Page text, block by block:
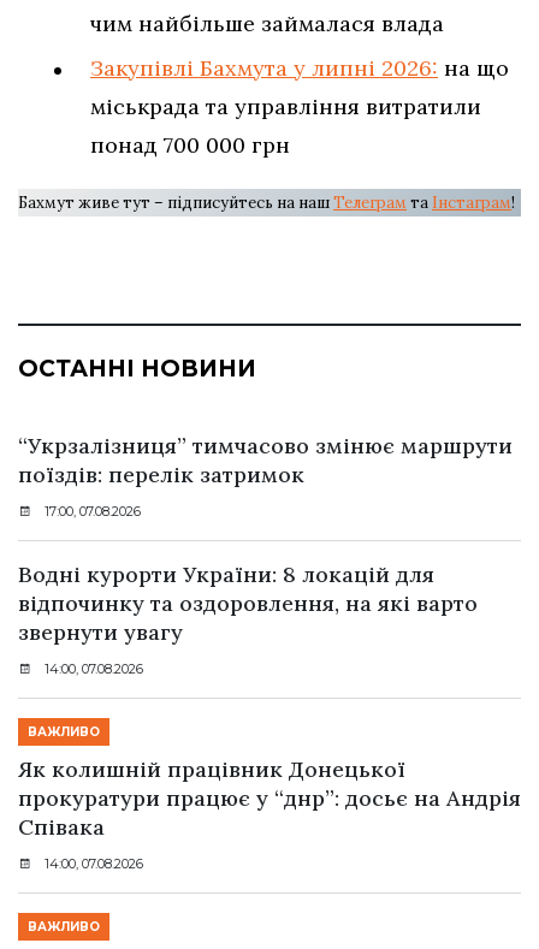
чим найбільше займалася влада
Закупівлі Бахмута у липні 2026: на що
міськрада та управління витратили
понад 700 000 грн
Бахмут живе тут – підписуйтесь на нашТелеграм та Інстаграм!
ОСТАННІ НОВИНИ
“Укрзалізниця” тимчасово змінює маршрути
поїздів: перелік затримок
17:00, 07.08.2026
Водні курорти України: 8 локацій для
відпочинку та оздоровлення, на які варто
звернути увагу
14:00, 07.08.2026
ВАЖЛИВО
Як колишній працівник Донецької
прокуратури працює у “днр”: досьє на Андрія
Співака
14:00, 07.08.2026
ВАЖЛИВО